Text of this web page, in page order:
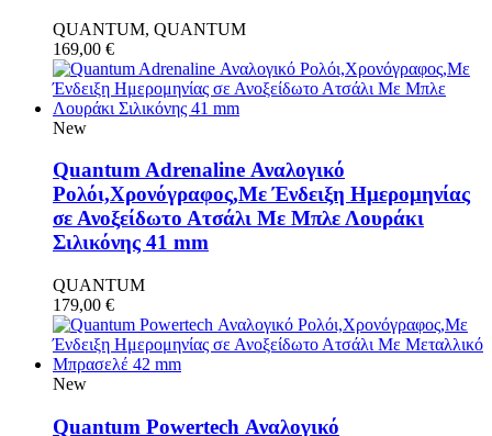
QUANTUM, QUANTUM
169,00 €
New
Quantum Adrenaline Αναλογικό
Ρολόι,Χρονόγραφος,Με Ένδειξη Ημερομηνίας
σε Ανοξείδωτο Ατσάλι Με Μπλε Λουράκι
Σιλικόνης 41 mm
QUANTUM
179,00 €
New
Quantum Powertech Αναλογικό